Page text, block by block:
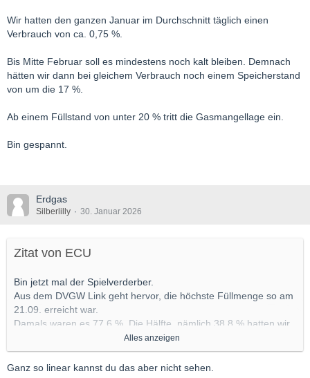
Wir hatten den ganzen Januar im Durchschnitt täglich einen
Verbrauch von ca. 0,75 %.
Bis Mitte Februar soll es mindestens noch kalt bleiben. Demnach
hätten wir dann bei gleichem Verbrauch noch einem Speicherstand
von um die 17 %.
Ab einem Füllstand von unter 20 % tritt die Gasmangellage ein.
Bin gespannt.
Erdgas
Silberlilly 30. Januar 2026
Zitat von ECU
Bin jetzt mal der Spielverderber.
Aus dem DVGW Link geht hervor, die höchste Füllmenge so am
21.09. erreicht war.
Damals waren es 77,6 %. Die Hälfte, nämlich 38,8 % hatten wir
Das sind 124 Tage.
In nochmal 124 Tagen ab diesem Datum ist der 26.05.
Alles anzeigen
Ganz so linear kannst du das aber nicht sehen.